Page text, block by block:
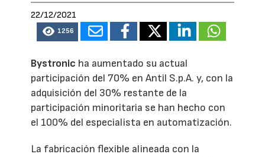
22/12/2021
1256
Bystronic ha aumentado su actual
participación del 70% en Antil S.p.A. y, con la
adquisición del 30% restante de la
participación minoritaria se han hecho con
el 100% del especialista en automatización.
La fabricación flexible alineada con la